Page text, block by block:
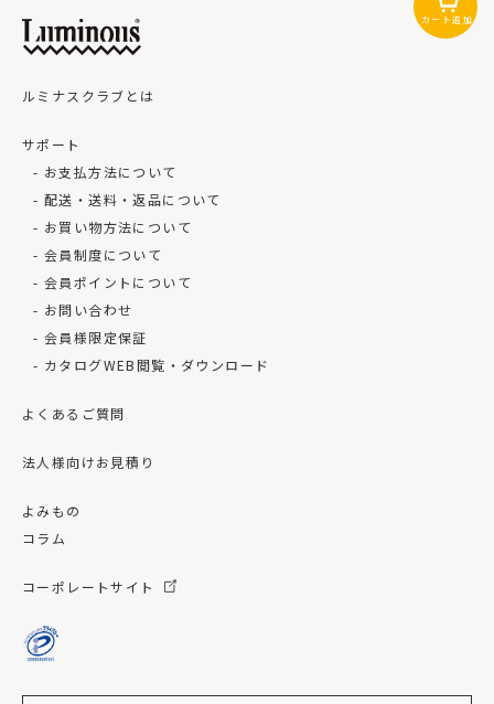
カート追加
ルミナスクラブとは
サポート
お支払方法について
配送・送料・返品について
お買い物方法について
会員制度について
会員ポイントについて
お問い合わせ
会員様限定保証
カタログWEB閲覧・ダウンロード
よくあるご質問
法人様向けお見積り
よみもの
コラム
コーポレートサイト